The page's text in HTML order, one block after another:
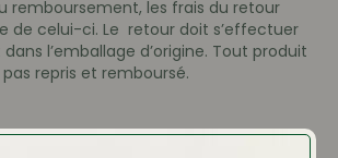
remboursement, les frais du retour
de celui-ci. Le retour doit s’effectuer
l’emballage d’origine. Tout produit
repris et remboursé.